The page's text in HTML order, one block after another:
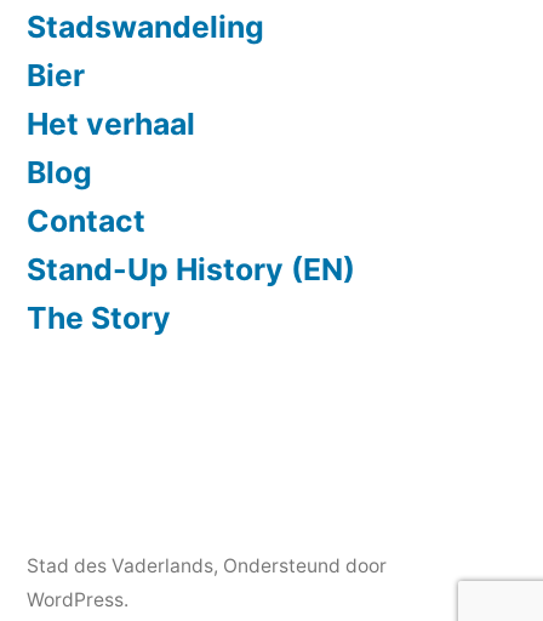
Stadswandeling
Bier
Het verhaal
Blog
Contact
Stand-Up History (EN)
The Story
Stad des Vaderlands, Ondersteund door
WordPress.